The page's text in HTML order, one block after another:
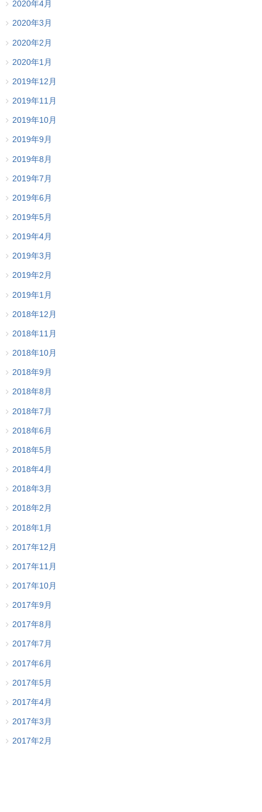
2020年4月
2020年3月
2020年2月
2020年1月
2019年12月
2019年11月
2019年10月
2019年9月
2019年8月
2019年7月
2019年6月
2019年5月
2019年4月
2019年3月
2019年2月
2019年1月
2018年12月
2018年11月
2018年10月
2018年9月
2018年8月
2018年7月
2018年6月
2018年5月
2018年4月
2018年3月
2018年2月
2018年1月
2017年12月
2017年11月
2017年10月
2017年9月
2017年8月
2017年7月
2017年6月
2017年5月
2017年4月
2017年3月
2017年2月